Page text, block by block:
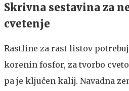
Skrivna sestavina za
cvetenje
Rastline za rast listov
korenin fosfor, za tvorbo
pa je ključen kalij. Navadna